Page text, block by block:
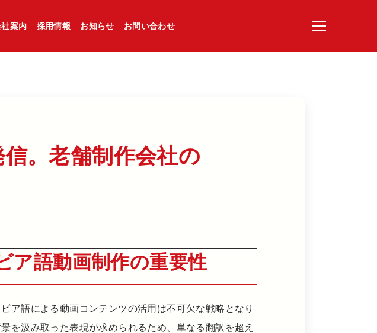
案内 採用情報 お知らせ お問い合わせ
。​老舗制作会社の​
ア語動画制作の重要性
ア語による動画コンテンツの活用は不可欠な戦略となり
を汲み取った表現が求められるため、単なる翻訳を超え